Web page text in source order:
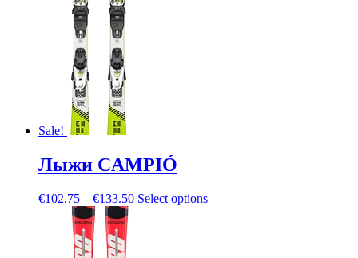
Sale!
Лыжи CAMPIÓ
€102.75 – €133.50 Select options